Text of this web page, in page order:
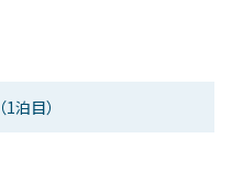
（1泊目）